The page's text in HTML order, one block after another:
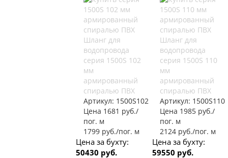
Шланг для
водопровода
серия 1500S 102
мм
армированный
спиралью ПВХ
Артикул: 1500S102
Цена 1681 руб./
пог. м
1799 руб./пог. м
Цена за бухту:
50430 руб.
Шланг для
водопровода
серия 1500S 110
мм
армированный
спиралью ПВХ
Артикул: 1500S110
Цена 1985 руб./
пог. м
2124 руб./пог. м
Цена за бухту:
59550 руб.